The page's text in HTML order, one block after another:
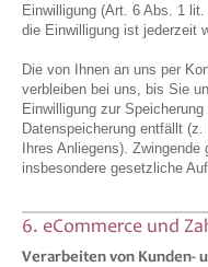
Einwilligung (Art. 6 Abs. 1
die Einwilligung ist jederzeit
Die von Ihnen an uns per
verbleiben bei uns, bis Sie
Einwilligung zur
Datenspeicherung entfällt
Ihres Anliegens).
insbesondere gesetzliche
6. eCommerce und
Verarbeiten von Kunden-